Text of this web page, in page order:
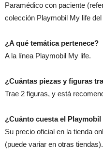
Paramédico con paciente
colección Playmobil My life del
¿A qué temática pertenece?
A la línea Playmobil My life.
¿Cuántas piezas y figuras
Trae 2 figuras, y está
¿Cuánto cuesta el Playmobil
Su precio oficial en la tienda
(puede variar en otras tiendas).